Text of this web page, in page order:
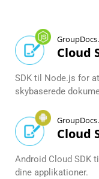
Cloud
SDK til Node.js for
skybaserede
Cloud
Android Cloud SDK
dine applikationer.